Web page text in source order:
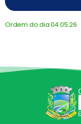
Ordem do dia 04.05.26